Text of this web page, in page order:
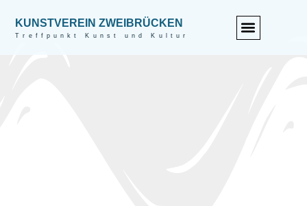
KUNSTVEREIN ZWEIBRÜCKEN
Treffpunkt Kunst und Kultur